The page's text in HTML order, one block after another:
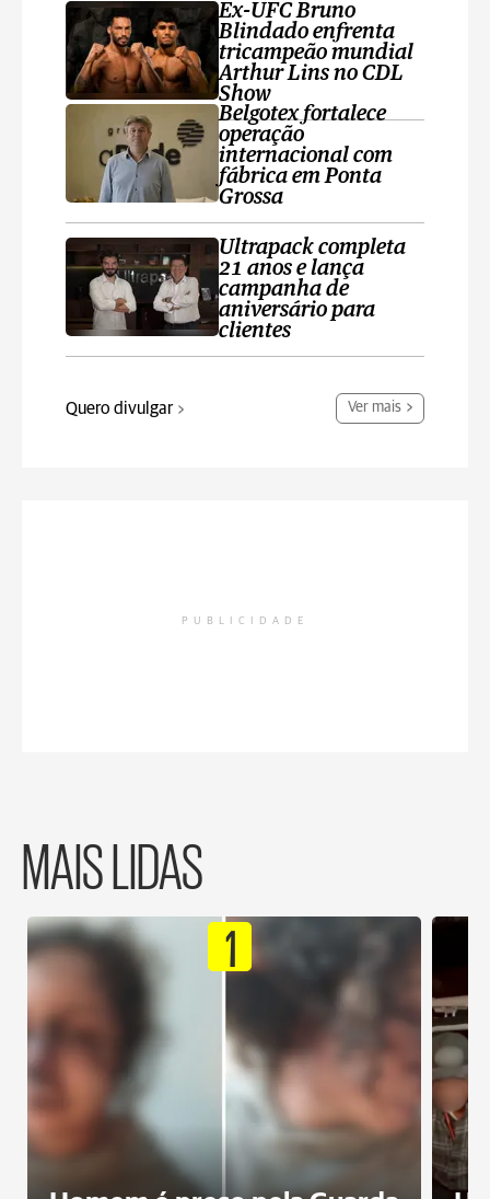
Ex-UFC Bruno
Blindado enfrenta
tricampeão mundial
Arthur Lins no CDL
Show
Belgotex fortalece
operação
internacional com
fábrica em Ponta
Grossa
Ultrapack completa
21 anos e lança
campanha de
aniversário para
clientes
Quero divulgar Ver mais
PUBLICIDADE
MAIS LIDAS
1